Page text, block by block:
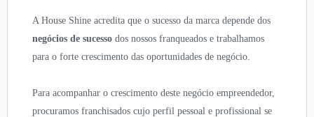
A House Shine acredita que o sucesso da marca depende dos
negócios de sucesso dos nossos franqueados e trabalhamos
para o forte crescimento das oportunidades de negócio.
Para acompanhar o crescimento deste negócio empreendedor,
procuramos franchisados cujo perfil pessoal e profissional se